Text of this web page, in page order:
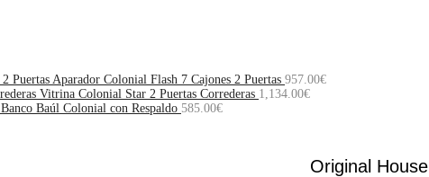
Aparador Colonial Flash 7 Cajones 2 Puertas 957.00€
Vitrina Colonial Star 2 Puertas Correderas 1,134.00€
Banco Baúl Colonial con Respaldo 585.00€
Original House